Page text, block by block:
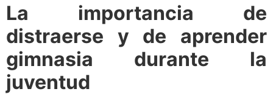
La importancia de
distraerse y de aprender
gimnasia durante la
juventud